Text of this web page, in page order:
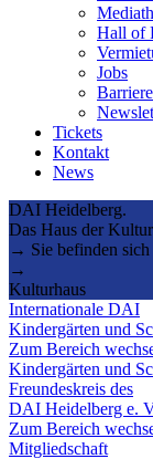
Hall of
Jobs
Tickets
Kontakt
News
DAI Heidelberg.
Das Haus der
→ Sie befinden sich
→
Kulturhaus
Internationale DAI
Kindergärten und
Zum Bereich
Kindergärten und
Freundeskreis des
DAI Heidelberg e.
Zum Bereich
Mitgliedschaft